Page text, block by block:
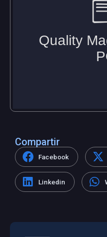
Compartir
Facebook
Linkedin